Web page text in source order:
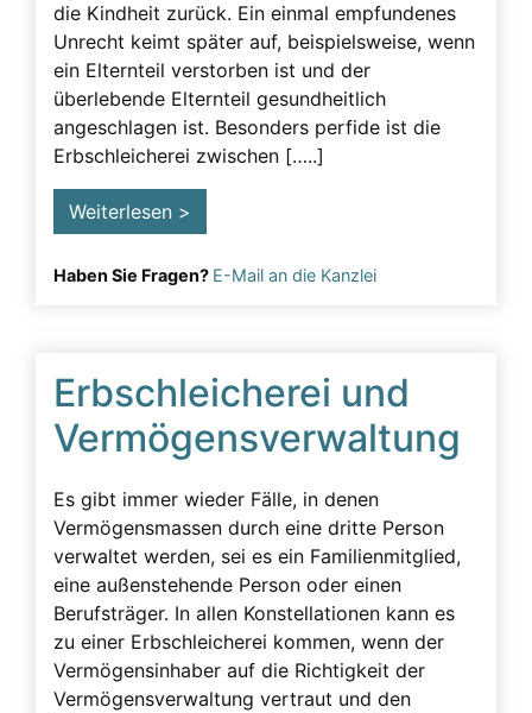
die Kindheit zurück. Ein einmal empfundenes
Unrecht keimt später auf, beispielsweise, wenn
ein Elternteil verstorben ist und der
überlebende Elternteil gesundheitlich
angeschlagen ist. Besonders perfide ist die
Erbschleicherei zwischen […..]
Weiterlesen >
Haben Sie Fragen? E-Mail an die Kanzlei
Erbschleicherei und
Vermögensverwaltung
Es gibt immer wieder Fälle, in denen
Vermögensmassen durch eine dritte Person
verwaltet werden, sei es ein Familienmitglied,
eine außenstehende Person oder einen
Berufsträger. In allen Konstellationen kann es
zu einer Erbschleicherei kommen, wenn der
Vermögensinhaber auf die Richtigkeit der
Vermögensverwaltung vertraut und den
Gericht
Geschädigte
Geschäftsunfähigkeit
Gesprächsüberwachung
Körperliche Faktoren
Lügeneffekt
Pfleger
Pflichtteil
Pflichtteilsverzicht
Pressearbeit
Presseartikel
Pressemitteilung
Rechtsanwalt
Rechtsgrundlage